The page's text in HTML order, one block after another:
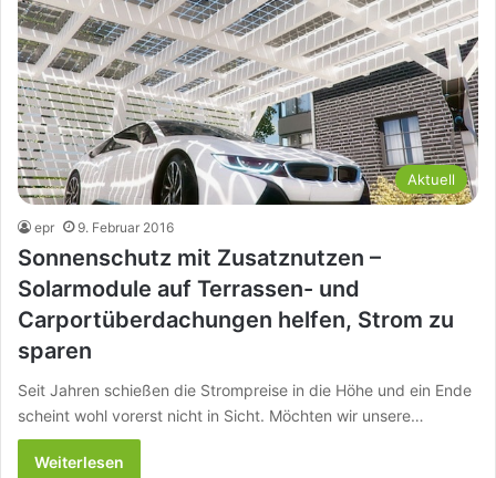
Aktuell
epr 9. Februar 2016
Sonnenschutz mit Zusatznutzen –
Solarmodule auf Terrassen- und
Carportüberdachungen helfen, Strom zu
sparen
Seit Jahren schießen die Strompreise in die Höhe und ein Ende
scheint wohl vorerst nicht in Sicht. Möchten wir unsere…
Weiterlesen